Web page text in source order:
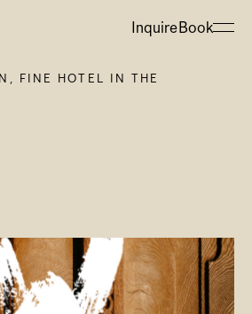
Inquire Book
FINE HOTEL IN THE